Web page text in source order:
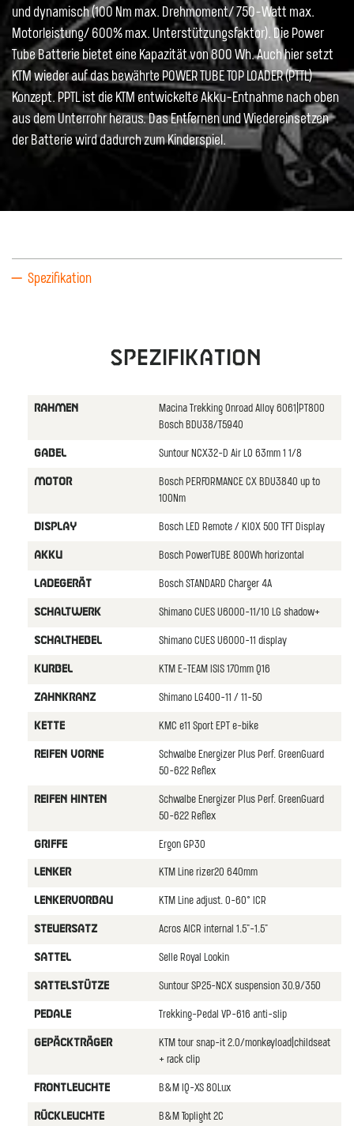
und dynamisch (100 Nm max. Drehmoment/ 750-Watt max.
Motorleistung/ 600% max. Unterstützungsfaktor). Die Power
Tube Batterie bietet eine Kapazität von 800 Wh. Auch hier setzt
KTM wieder auf das bewährte POWER TUBE TOP LOADER (PTTL)
Konzept. PPTL ist die KTM entwickelte Akku-Entnahme nach oben
aus dem Unterrohr heraus. Das Entfernen und Wiedereinsetzen
der Batterie wird dadurch zum Kinderspiel.
Spezifikation
Spezifikation
RAHMEN
Macina Trekking Onroad Alloy 6061|PT800
Bosch BDU38/T5940
GABEL Suntour NCX32-D Air LO 63mm 1 1/8
MOTOR
Bosch PERFORMANCE CX BDU3840 up to
100Nm
DISPLAY Bosch LED Remote / KIOX 500 TFT Display
AKKU Bosch PowerTUBE 800Wh horizontal
LADEGERäT Bosch STANDARD Charger 4A
SCHALTWERK Shimano CUES U6000-11/10 LG shadow+
SCHALTHEBEL Shimano CUES U6000-11 display
KURBEL KTM E-TEAM ISIS 170mm Q16
ZAHNKRANZ Shimano LG400-11 / 11-50
KETTE KMC e11 Sport EPT e-bike
REIFEN VORNE
Schwalbe Energizer Plus Perf. GreenGuard
50-622 Reflex
REIFEN HINTEN
Schwalbe Energizer Plus Perf. GreenGuard
50-622 Reflex
GRIFFE Ergon GP30
LENKER KTM Line rizer20 640mm
LENKERVORBAU KTM Line adjust. 0-60° ICR
STEUERSATZ Acros AICR internal 1.5"-1.5"
SATTEL Selle Royal Lookin
SATTELSTüTZE Suntour SP25-NCX suspension 30.9/350
PEDALE Trekking-Pedal VP-616 anti-slip
GEPäCKTRäGER
KTM tour snap-it 2.0/monkeyload|childseat
+ rack clip
FRONTLEUCHTE B&M IQ-XS 80Lux
RüCKLEUCHTE B&M Toplight 2C